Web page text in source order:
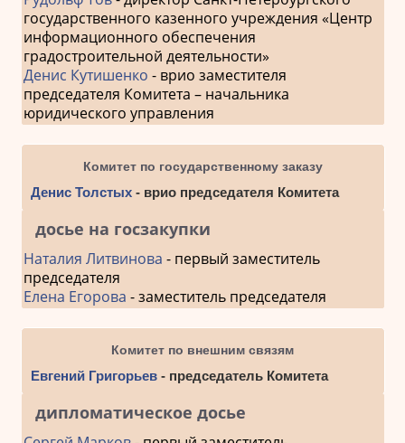
государственного казенного учреждения «Центр
информационного обеспечения
градостроительной деятельности»
Денис Кутишенко - врио заместителя
председателя Комитета – начальника
юридического управления
Комитет по государственному заказу
Денис Толстых- врио председателя Комитета
досье на госзакупки
Наталия Литвинова - первый заместитель
председателя
Елена Егорова - заместитель председателя
Комитет по внешним связям
Евгений Григорьев- председатель Комитета
дипломатическое досье